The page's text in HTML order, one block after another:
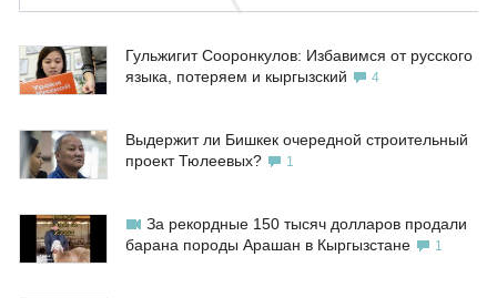
Гульжигит Сооронкулов: Избавимся от русского
языка, потеряем и кыргызский
4
Выдержит ли Бишкек очередной строительный
проект Тюлеевых?
1
За рекордные 150 тысяч долларов продали
барана породы Арашан в Кыргызстане
1